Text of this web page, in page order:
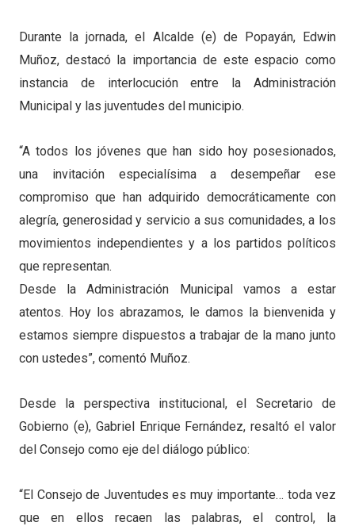
Durante la jornada, el Alcalde (e) de Popayán, Edwin
Muñoz, destacó la importancia de este espacio como
instancia de interlocución entre la Administración
Municipal y las juventudes del municipio.
“A todos los jóvenes que han sido hoy posesionados,
una invitación especialísima a desempeñar ese
compromiso que han adquirido democráticamente con
alegría, generosidad y servicio a sus comunidades, a los
movimientos independientes y a los partidos políticos
que representan.
Desde la Administración Municipal vamos a estar
atentos. Hoy los abrazamos, le damos la bienvenida y
estamos siempre dispuestos a trabajar de la mano junto
con ustedes”, comentó Muñoz.
Desde la perspectiva institucional, el Secretario de
Gobierno (e), Gabriel Enrique Fernández, resaltó el valor
del Consejo como eje del diálogo público:
“El Consejo de Juventudes es muy importante… toda vez
que en ellos recaen las palabras, el control, la